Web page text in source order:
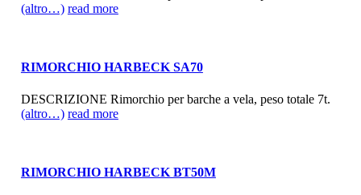
(altro…) read more
RIMORCHIO HARBECK SA70
DESCRIZIONE Rimorchio per barche a vela, peso totale 7t.
(altro…) read more
RIMORCHIO HARBECK BT50M